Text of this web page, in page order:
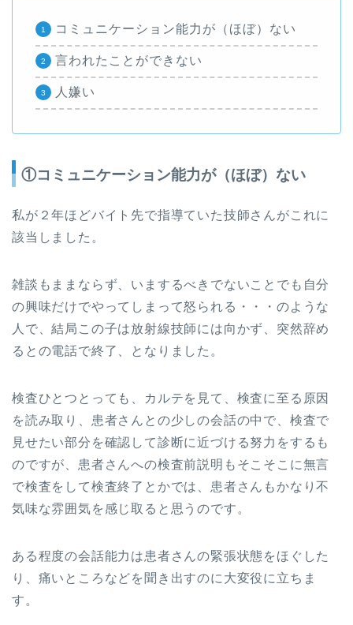
コミュニケーション能力が（ほぼ）ない
言われたことができない
人嫌い
①コミュニケーション能力が（ほぼ）ない
私が２年ほどバイト先で指導ていた技師さんがこれに
該当しました。
雑談もままならず、いまするべきでないことでも自分
の興味だけでやってしまって怒られる・・・のような
人で、結局この子は放射線技師には向かず、突然辞め
るとの電話で終了、となりました。
検査ひとつとっても、カルテを見て、検査に至る原因
を読み取り、患者さんとの少しの会話の中で、検査で
見せたい部分を確認して診断に近づける努力をするも
のですが、患者さんへの検査前説明もそこそこに無言
で検査をして検査終了とかでは、患者さんもかなり不
気味な雰囲気を感じ取ると思うのです。
ある程度の会話能力は患者さんの緊張状態をほぐした
り、痛いところなどを聞き出すのに大変役に立ちま
す。